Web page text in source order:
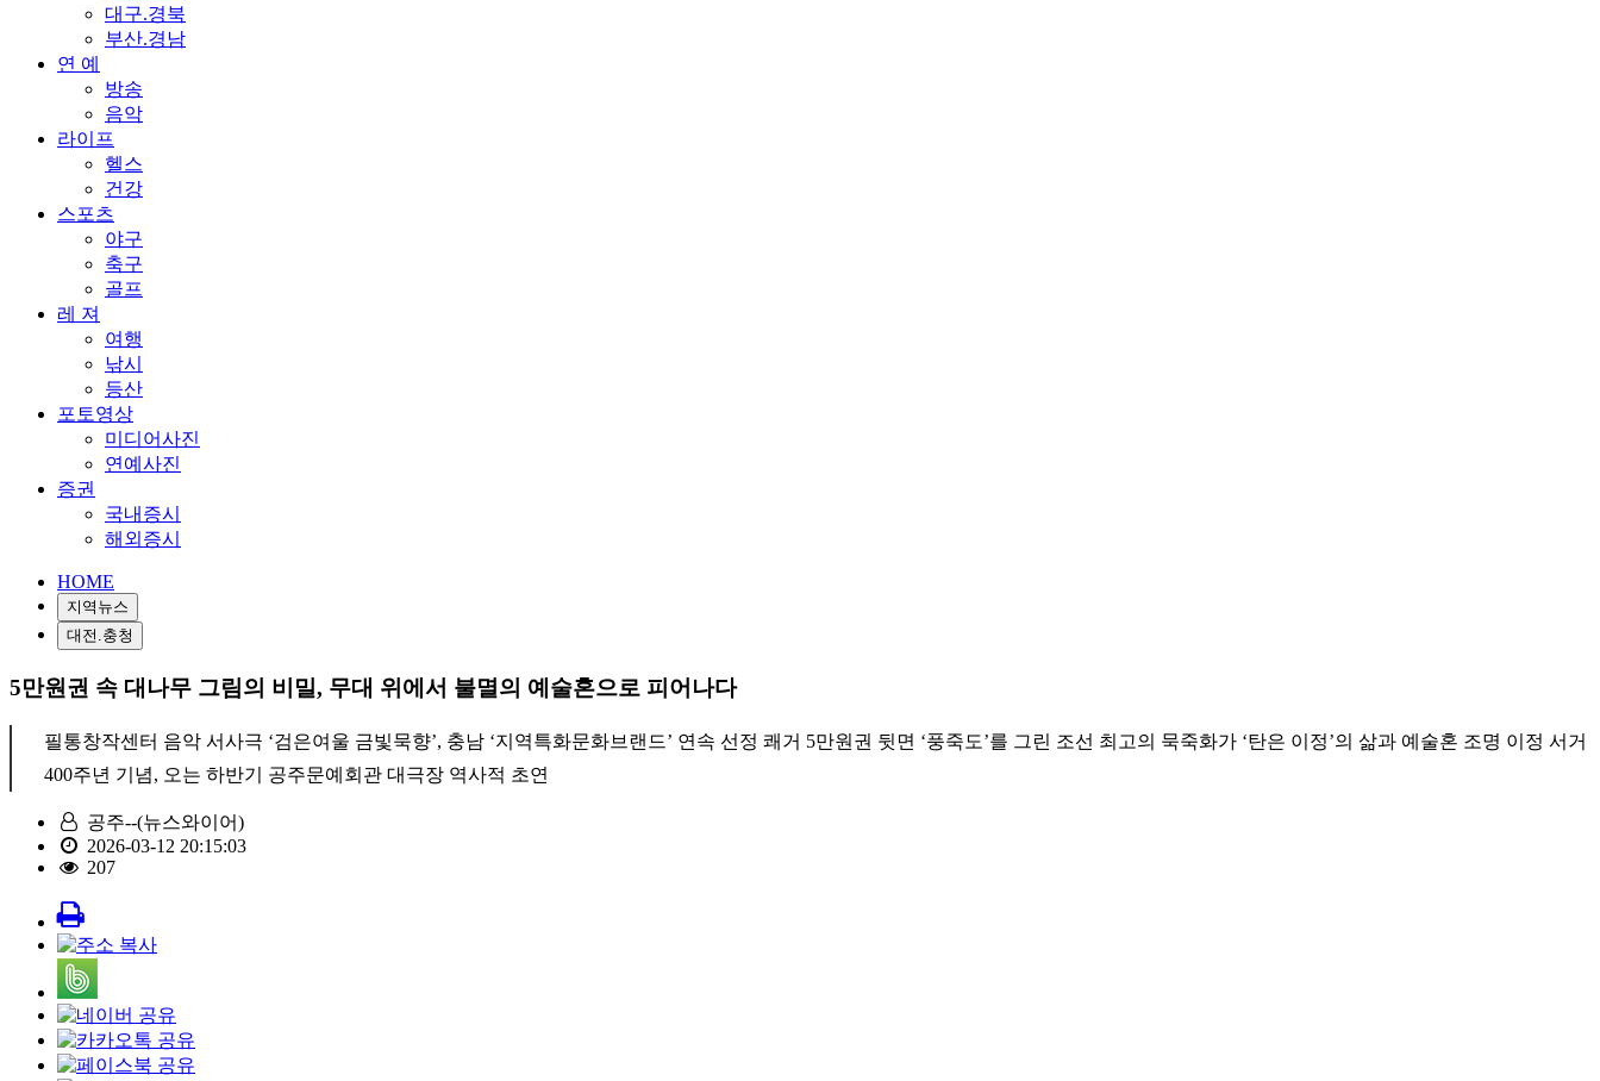
대구.경북
부산.경남
연 예
방송
음악
라이프
헬스
건강
스포츠
야구
축구
골프
레 져
여행
낚시
등산
포토영상
미디어사진
연예사진
증권
국내증시
해외증시
HOME
지역뉴스
대전.충청
5만원권 속 대나무 그림의 비밀, 무대 위에서 불멸의 예술혼으로 피어나다
필통창작센터 음악 서사극 ‘검은여울 금빛묵향’, 충남 ‘지역특화문화브랜드’ 연속 선정 쾌거 5만원권 뒷면 ‘풍죽도’를 그린 조선 최고의 묵죽화가 ‘탄은 이정’의 삶과 예술혼 조명 이정 서거
400주년 기념, 오는 하반기 공주문예회관 대극장 역사적 초연
공주--(뉴스와이어)
2026-03-12 20:15:03
207